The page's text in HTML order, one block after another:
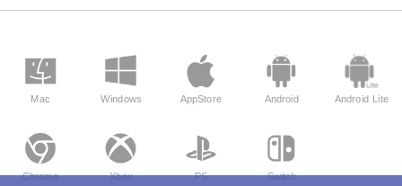
Mac Windows AppStore Android Android Lite
Chrome Xbox PS Switch